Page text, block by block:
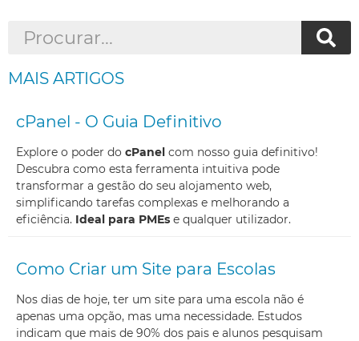
MAIS ARTIGOS
cPanel - O Guia Definitivo
Explore o poder do cPanel com nosso guia definitivo!
Descubra como esta ferramenta intuitiva pode
transformar a gestão do seu alojamento web,
simplificando tarefas complexas e melhorando a
eficiência. Ideal para PMEs e qualquer utilizador.
Como Criar um Site para Escolas
Nos dias de hoje, ter um site para uma escola não é
apenas uma opção, mas uma necessidade. Estudos
indicam que mais de 90% dos pais e alunos pesquisam